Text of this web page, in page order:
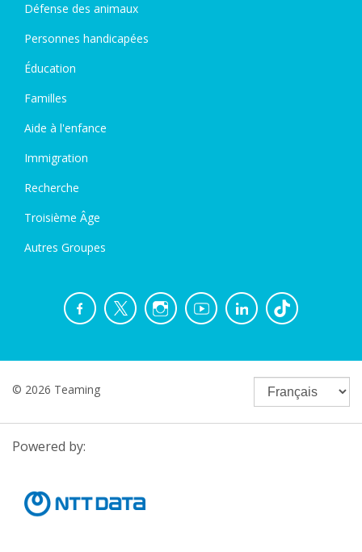
Défense des animaux
Personnes handicapées
Éducation
Familles
Aide à l'enfance
Immigration
Recherche
Troisième Âge
Autres Groupes
© 2026 Teaming
Powered by: